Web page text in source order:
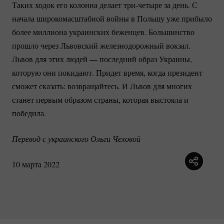
Таких ходок его колонна делаеттри-четыреза день. С
начала широкомасштабной войны в Польшу уже прибыло
более миллиона украинских беженцев. Большинство
прошло через Львовский железнодорожный вокзал.
Львов для этих людей — последний образ Украины,
которую они покидают. Придет время, когда президент
сможет сказать: возвращайтесь. И Львов для многих
станет первым образом страны, которая выстояла и
победила.
Перевод с украинского Ольги Чеховой
10 марта 2022